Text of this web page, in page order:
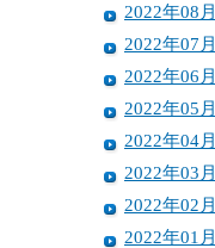
2022年08月
2022年07月
2022年06月
2022年05月
2022年04月
2022年03月
2022年02月
2022年01月